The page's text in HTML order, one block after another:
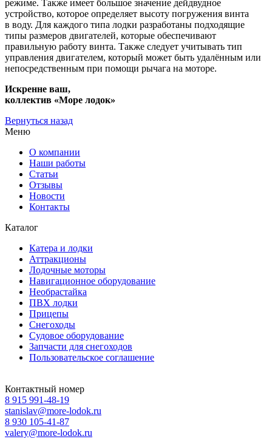
режиме. Также имеет большое значение дейдвудное
устройство, которое определяет высоту погружения винта
в воду. Для каждого типа лодки разработаны подходящие
типы размеров двигателей, которые обеспечивают
правильную работу винта. Также следует учитывать тип
управления двигателем, который может быть удалённым или
непосредственным при помощи рычага на моторе.
Искренне ваш,
коллектив «Море лодок»
Вернуться назад
Меню
О компании
Наши работы
Статьи
Отзывы
Новости
Контакты
Каталог
Катера и лодки
Аттракционы
Лодочные моторы
Навигационное оборудование
Необрастайка
ПВХ лодки
Прицепы
Снегоходы
Судовое оборудование
Запчасти для снегоходов
Пользовательское соглашение
Контактный номер
8 915 991-48-19
stanislav@more-lodok.ru
8 930 105-41-87
valery@more-lodok.ru